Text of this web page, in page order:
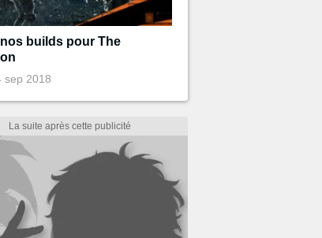
builds pour The
sep 2018